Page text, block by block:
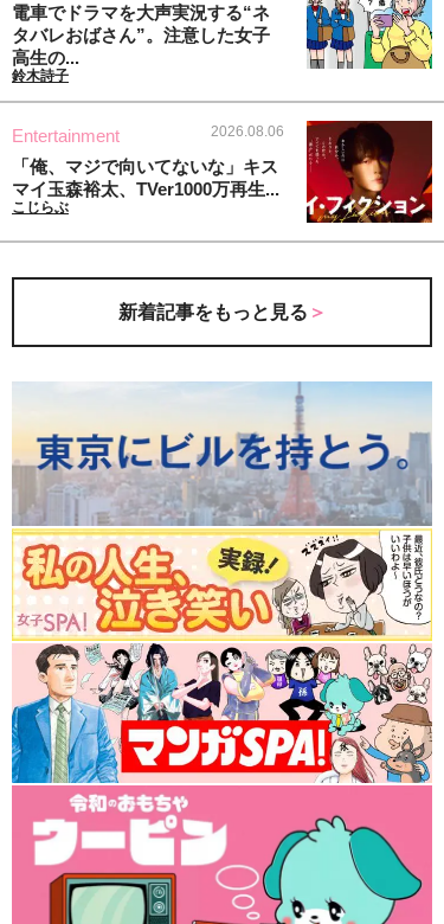
電車でドラマを大声実況する“ネ
タバレおばさん”。注意した女子
高生の...
鈴木詩子
Entertainment 2026.08.06
「俺、マジで向いてないな」キス
マイ玉森裕太、TVer1000万再生...
こじらぶ
新着記事をもっと見る